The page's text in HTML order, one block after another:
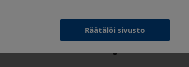
Räätälöi sivusto